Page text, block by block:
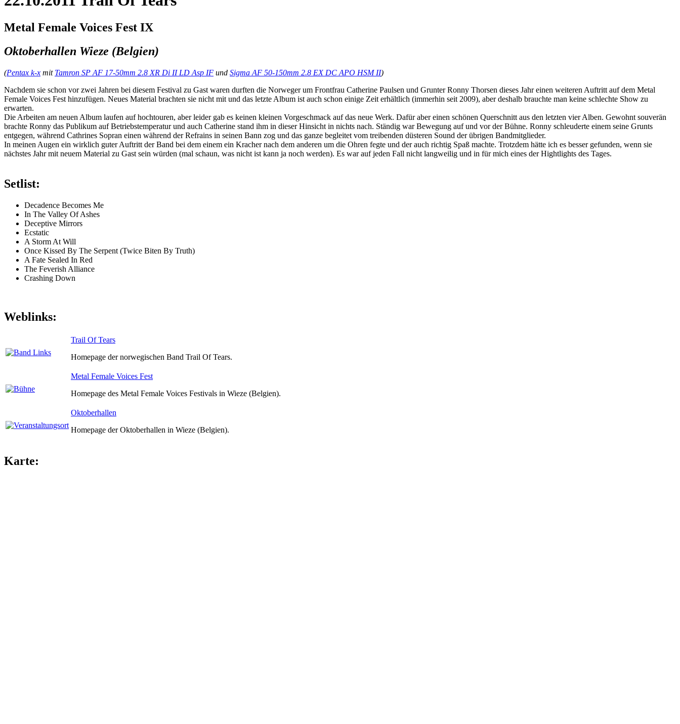
Metal Female Voices Fest IX
Oktoberhallen Wieze (Belgien)
(Pentax k-x mit Tamron SP AF 17-50mm 2.8 XR Di II LD Asp IF und Sigma AF 50-150mm 2.8 EX DC APO HSM II)
Nachdem sie schon vor zwei Jahren bei diesem Festival zu Gast waren durften die Norweger um Frontfrau Catherine Paulsen und Grunter Ronny Thorsen dieses Jahr einen weiteren Auftritt auf dem Metal
Female Voices Fest hinzufügen. Neues Material brachten sie nicht mit und das letzte Album ist auch schon einige Zeit erhältlich (immerhin seit 2009), aber deshalb brauchte man keine schlechte Show zu
erwarten.
Die Arbeiten am neuen Album laufen auf hochtouren, aber leider gab es keinen kleinen Vorgeschmack auf das neue Werk. Dafür aber einen schönen Querschnitt aus den letzten vier Alben. Gewohnt souverän
brachte Ronny das Publikum auf Betriebstemperatur und auch Catherine stand ihm in dieser Hinsicht in nichts nach. Ständig war Bewegung auf und vor der Bühne. Ronny schleuderte einem seine Grunts
entgegen, während Cathrines Sopran einen während der Refrains in seinen Bann zog und das ganze begleitet vom treibenden düsteren Sound der übrigen Bandmitglieder.
In meinen Augen ein wirklich guter Auftritt der Band bei dem einem ein Kracher nach dem anderen um die Ohren fegte und der auch richtig Spaß machte. Trotzdem hätte ich es besser gefunden, wenn sie
nächstes Jahr mit neuem Material zu Gast sein würden (mal schaun, was nicht ist kann ja noch werden). Es war auf jeden Fall nicht langweilig und in für mich eines der Hightlights des Tages.
Setlist:
Decadence Becomes Me
In The Valley Of Ashes
Deceptive Mirrors
Ecstatic
A Storm At Will
Once Kissed By The Serpent (Twice Biten By Truth)
A Fate Sealed In Red
The Feverish Alliance
Crashing Down
Weblinks:
Trail Of Tears
Homepage der norwegischen Band Trail Of Tears.
Metal Female Voices Fest
Homepage des Metal Female Voices Festivals in Wieze (Belgien).
Oktoberhallen
Homepage der Oktoberhallen in Wieze (Belgien).
Karte: